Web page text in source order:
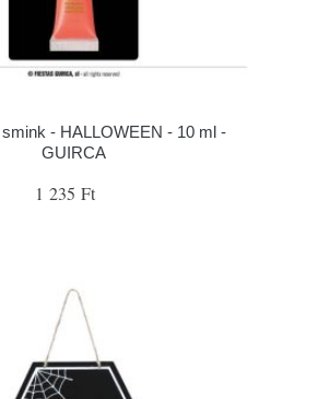
- HALLOWEEN - 10 ml -
GUIRCA
1 235 Ft